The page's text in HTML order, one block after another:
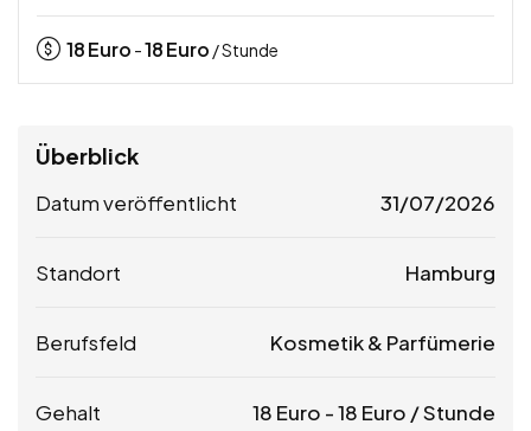
18Euro -18Euro / Stunde
Überblick
Datum veröffentlicht 31/07/2026
Standort Hamburg
Berufsfeld Kosmetik & Parfümerie
Gehalt 18 Euro -18 Euro / Stunde